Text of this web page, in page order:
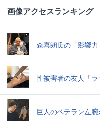
画像アクセスランキング
森喜朗氏の「影響
性被害者の友人「ラ
巨人のベテラン左